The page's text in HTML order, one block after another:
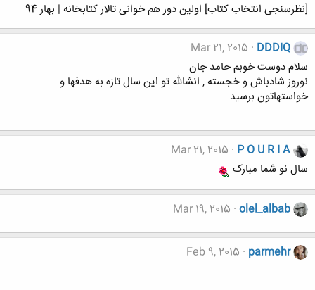
[نظرسنجی انتخاب کتاب] اولین دور هم خوانی تالار کتابخانه | بهار 94
DDDIQ
Mar 21, 2015
سلام دوست خوبم حامد جان
نوروز شادباش و خجسته , انشالله تو این سال تازه به هدفها و
خواستهاتون برسید
P O U R I A
Mar 21, 2015
سال نو شما مبارک
olel_albab
Mar 19, 2015
parmehr
Feb 9, 2015